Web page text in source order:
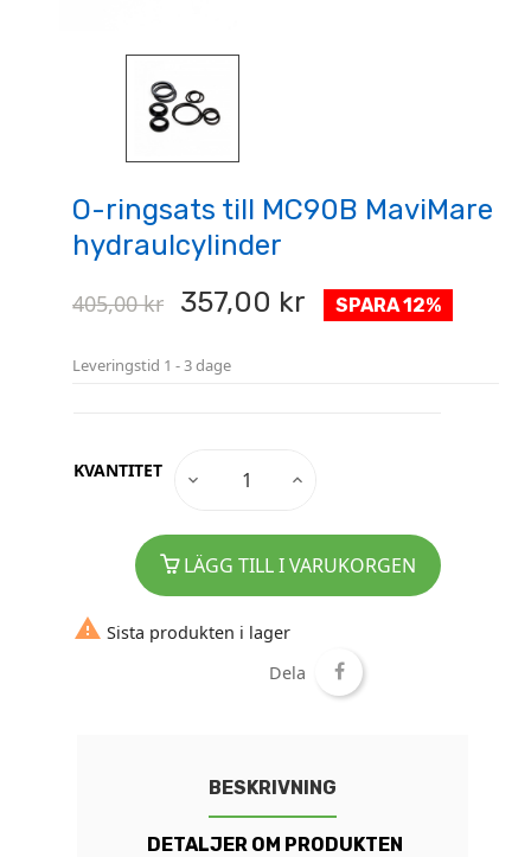
O-ringsats till MC90B MaviMare
hydraulcylinder
405,00 kr 357,00 kr SPARA 12%
Leveringstid 1 - 3 dage
KVANTITET
LÄGG TILL I VARUKORGEN
 Sista produkten i lager
Dela
BESKRIVNING
DETALJER OM PRODUKTEN